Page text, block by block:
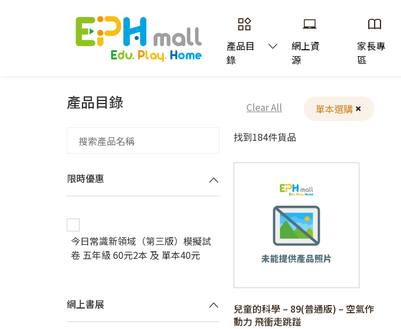
產品目
錄
網上資
源
家長專
區
產品目錄
限時優惠
今日常識新領域（第三版）模擬試
卷 五年級 60元2本 及 單本40元
網上書展
Clear All
單本選購
找到184件貨品
兒童的科學 – 89(普通版) – 空氣作
動力 飛衝走跳踫